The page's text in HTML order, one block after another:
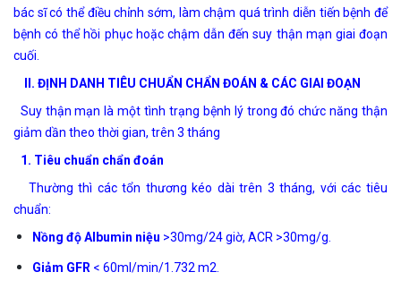
bác sĩ có thể điều chỉnh sớm, làm chậm quá trình diễn tiến bệnh để
bệnh có thể hồi phục hoặc chậm dẫn đến suy thận mạn giai đoạn
cuối.
II. ĐỊNH DANH TIÊU CHUẨN CHẨN ĐOÁN & CÁC GIAI ĐOẠN
Suy thận mạn là một tình trạng bệnh lý trong đó chức năng thận
giảm dần theo thời gian, trên 3 tháng
1. Tiêu chuẩn chẩn đoán
Thường thì các tổn thương kéo dài trên 3 tháng, với các tiêu
chuẩn:
Nồng độ Albumin niệu >30mg/24 giờ, ACR >30mg/g.
Giảm GFR < 60ml/min/1.732 m2.